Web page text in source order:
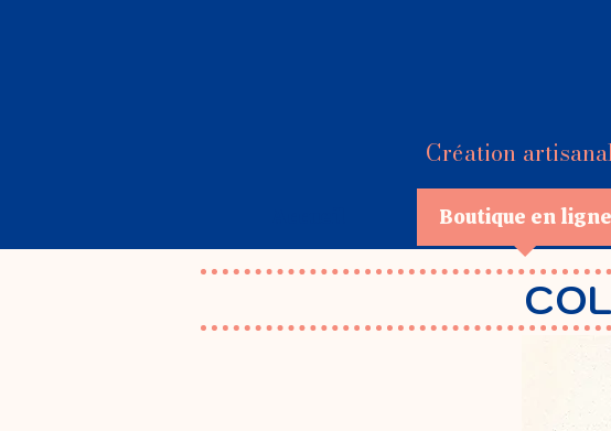
Création
Boutique en ligne